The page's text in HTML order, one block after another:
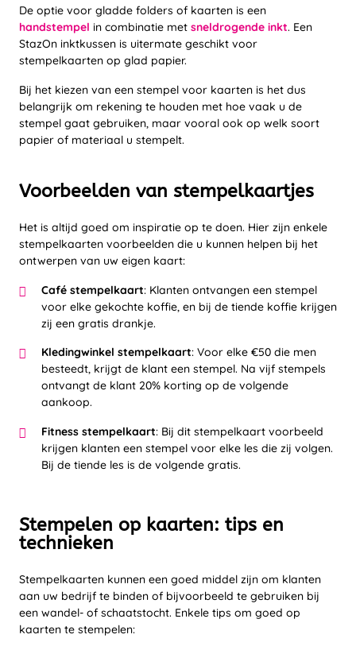
De optie voor gladde folders of kaarten is een
handstempel in combinatie met sneldrogende inkt. Een
StazOn inktkussen is uitermate geschikt voor
stempelkaarten op glad papier.
Bij het kiezen van een stempel voor kaarten is het dus
belangrijk om rekening te houden met hoe vaak u de
stempel gaat gebruiken, maar vooral ook op welk soort
papier of materiaal u stempelt.
Voorbeelden van stempelkaartjes
Het is altijd goed om inspiratie op te doen. Hier zijn enkele
stempelkaarten voorbeelden die u kunnen helpen bij het
ontwerpen van uw eigen kaart:
Café stempelkaart: Klanten ontvangen een stempel
voor elke gekochte koffie, en bij de tiende koffie krijgen
zij een gratis drankje.
Kledingwinkel stempelkaart: Voor elke €50 die men
besteedt, krijgt de klant een stempel. Na vijf stempels
ontvangt de klant 20% korting op de volgende
aankoop.
Fitness stempelkaart: Bij dit stempelkaart voorbeeld
krijgen klanten een stempel voor elke les die zij volgen.
Bij de tiende les is de volgende gratis.
Stempelen op kaarten: tips en
technieken
Stempelkaarten kunnen een goed middel zijn om klanten
aan uw bedrijf te binden of bijvoorbeeld te gebruiken bij
een wandel- of schaatstocht. Enkele tips om goed op
kaarten te stempelen: